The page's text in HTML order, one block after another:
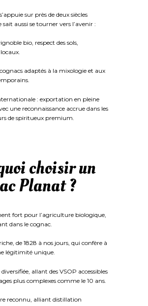
sur près de deux siècles
sait aussi se tourner vers l’avenir :
bio, respect des sols,
adaptés à la mixologie et aux
: exportation en pleine
une reconnaissance accrue dans les
de spiritueux premium.
choisir un
Planat ?
fort pour l’agriculture biologique,
dans le cognac.
de 1828 à nos jours, qui confère à
légitimité unique.
allant des VSOP accessibles
plus complexes comme le 10 ans.
reconnu, alliant distillation